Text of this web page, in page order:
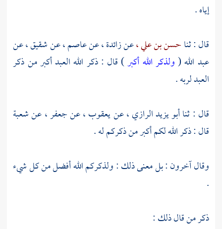
إياه .
قال : ثناحسن بن علي ،عنزائدة ،عنعاصم ،عنشقيق ،عن
عبد الله(ولذكر الله أكبر) قال : ذكر الله العبد أكبر من ذكر
العبد لربه .
قال : ثناأبو يزيد الرازي ،عنيعقوب ،عنجعفر ،عنشعبة
قال : ذكر الله لكم أكبر من ذكركم له .
وقال آخرون : بل معنى ذلك : ولذكركم الله أفضل من كل شيء
.
ذكر من قال ذلك :